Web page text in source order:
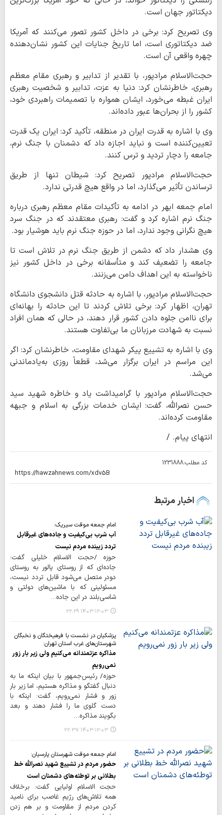
دیکتاتور جهان است.
وی تصریح کرد: برخی در داخل کشور تصور می‌کنند که آمریکا
ضد دیکتاتوری است، اما تاریخ جنایات این کشور نشان‌دهنده
چهره واقعی آن است.
حجت‌الاسلام مرادپور، با تقدیر از تدابیر و رهبری مقام معظم
رهبری، خاطرنشان کرد: دنیا به عزت، تدابیر و شخصیت رهبری
ایران غبطه می‌خورد، ایشان همواره با تصمیمات راهبردی خود،
کشور را از بحران‌ها عبور داده‌اند.
وی با اشاره به قدرت ایران در منطقه، تأکید کرد: ایران یک قدرت
تعیین‌کننده است و نباید اجازه داد که دشمنان با جنگ نرم،
جامعه را دچار تردید و ترس کنند.
حجت‌الاسلام مرادپور تصریح کرد: شیطان تنها از طریق
ترساندن تأثیر می‌گذارد، اما در واقع هیچ قدرتی ندارد.
امام جمعه ابهر در ادامه به تأکیدات مقام معظم رهبری درباره
جنگ نرم اشاره کرد و گفت: رهبری معتقدند که در جنگ سرد
هیچ نگرانی وجود ندارد، اما در حوزه جنگ نرم باید هوشیار بود.
وی هشدار داد که دشمن از طریق جنگ نرم در تلاش است تا
جامعه را تضعیف کند و متأسفانه برخی در داخل کشور نیز
ناخواسته به این اهداف دامن می‌زنند.
حجت‌الاسلام مرادپور، با اشاره به حادثه قتل دانشجوی دانشگاه
تهران، اظهار کرد: برخی تلاش کردند تا این حادثه را بهانه‌ای
برای ناامن جلوه دادن کشور قرار دهند، در حالی که همان افراد
نسبت به شهادت مرزبانان ما بی‌تفاوت هستند.
وی با اشاره به تشییع پیکر شهدای مقاومت، خاطرنشان کرد: اگر
این مراسم در ایران برگزار می‌شد، قطعاً روزی به‌یادماندنی
می‌شد.
حجت‌الاسلام مرادپور با گرامیداشت یاد و خاطره شهید سید
حسن نصرالله، گفت: ایشان خدمات بزرگی به اسلام و جبهه
مقاومت کرده‌اند.
انتهای پیام. /
کد مطلب:1231888
اخبار مرتبط
امام جمعه موقت سیریک:
آب شرب بی‌کیفیت و جاده‌های غیرقابل
تردد زیبنده مردم نیست
حوزه /حجت الاسلام خلیلی گفت:
جاده‌ای که از روستای پالور به روستای
دودر متصل می‌شود قابل تردد نیست،
مسئولینی که با ماشین‌های دولتی و
شاسی‌بلند در این جاده…
۱۴۰۳-۱۲-۰۳ ۲۲:۲۹
پزشکیان در نشست با فرهیختگان و نخبگان
شهرستان‌های غرب استان تهران:
مذاکره عزتمندانه می‌کنیم ولی زیر بار زور
نمی‌رویم
حوزه/ رئیس‌جمهور با بیان اینکه ما به
دنبال گفتگو و مذاکره هستیم، اما زیر بار
زور و فشار نمی‌رویم، گفت: اینکه با
دست گلوی ما را فشار دهند و بعد
بگویند مذاکره…
۱۴۰۳-۱۲-۰۳ ۲۲:۳۷
امام جمعه موقت شهرستان پارسیان:
حضور مردم در تشییع شهید نصرالله خط
بطلانی بر توطئه‌های دشمنان است
حجت الاسلام اولیایی گفت: برخلاف
همه تلاش‌های رژیم غاصب برای نامید
کردن مردم از مقاومت و بر هم زدن